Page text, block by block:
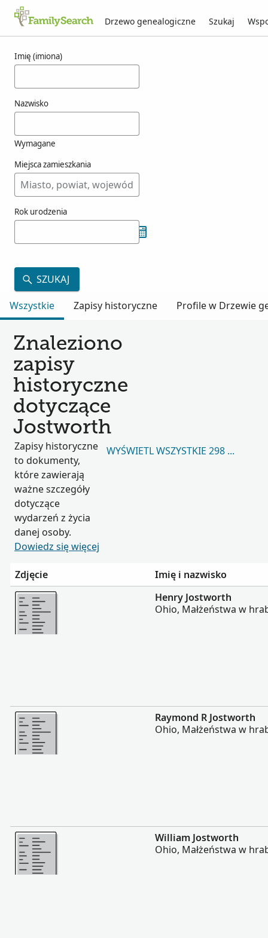
Drzewo genealogiczne Szukaj
Imię (imiona)
Nazwisko
Wymagane
Miejsca zamieszkania
Rok urodzenia
SZUKAJ
Wszystkie
Zapisy historyczne Profile w Drzewie
Znaleziono
zapisy
historyczne
dotyczące
Jostworth
Zapisy historyczne
to dokumenty,
które zawierają
ważne szczegóły
dotyczące
wydarzeń z życia
danej osoby.
Dowiedz się więcej
WYŚWIETL WSZYSTKIE 298 653
Zdjęcie
Imię i nazwisko
Więcej
Henry Jostworth
Ohio, Małżeństwa w
Więcej
Raymond R Jostworth
Ohio, Małżeństwa w
Więcej
William Jostworth
Ohio, Małżeństwa w